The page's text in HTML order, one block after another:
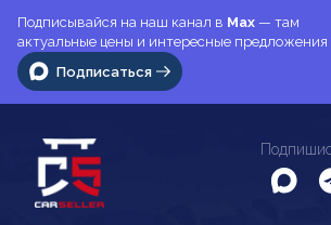
Подписывайся на наш канал в Max — там
актуальные цены и интересные предложения
Подписаться